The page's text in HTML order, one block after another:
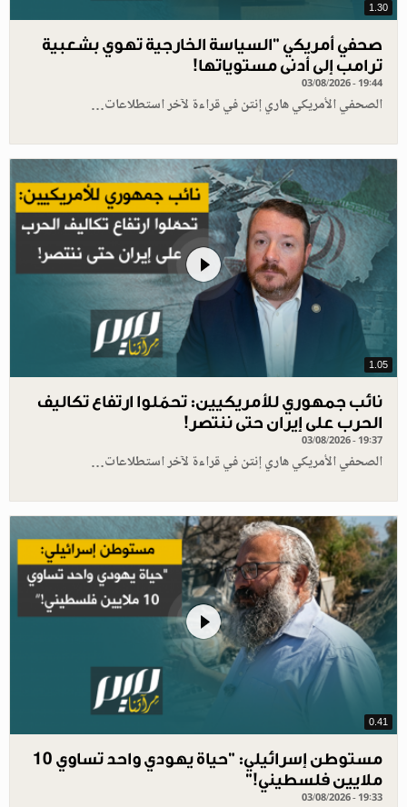
1.30
صحفي أمريكي "السياسة الخارجية تهوي بشعبية
ترامب إلى أدنى مستوياتها!
03/08/2026 - 19:44
الصحفي الأمريكي هاري إنتن في قراءة لآخر استطلاعات…
1.05
نائب جمهوري للأمريكيين: تحمّلوا ارتفاع تكاليف
الحرب على إيران حتى ننتصر!
03/08/2026 - 19:37
الصحفي الأمريكي هاري إنتن في قراءة لآخر استطلاعات…
0.41
مستوطن إسرائيلي: "حياة يهودي واحد تساوي 10
ملايين فلسطيني!”
03/08/2026 - 19:33